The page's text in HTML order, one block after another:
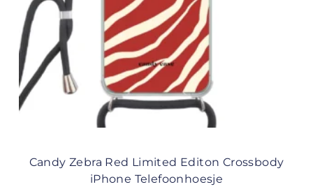
Candy Zebra Red Limited Editon Crossbody
iPhone Telefoonhoesje